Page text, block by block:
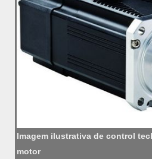
Imagem ilustrativa de control
motor